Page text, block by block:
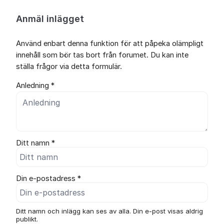
Anmäl inlägget
Använd enbart denna funktion för att påpeka olämpligt
innehåll som bör tas bort från forumet. Du kan inte
ställa frågor via detta formulär.
Anledning *
Ditt namn *
Din e-postadress *
Ditt namn och inlägg kan ses av alla. Din e-post visas aldrig
publikt.